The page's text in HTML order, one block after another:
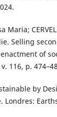
Maria;
Selling
of
116, p.
by
Londres: